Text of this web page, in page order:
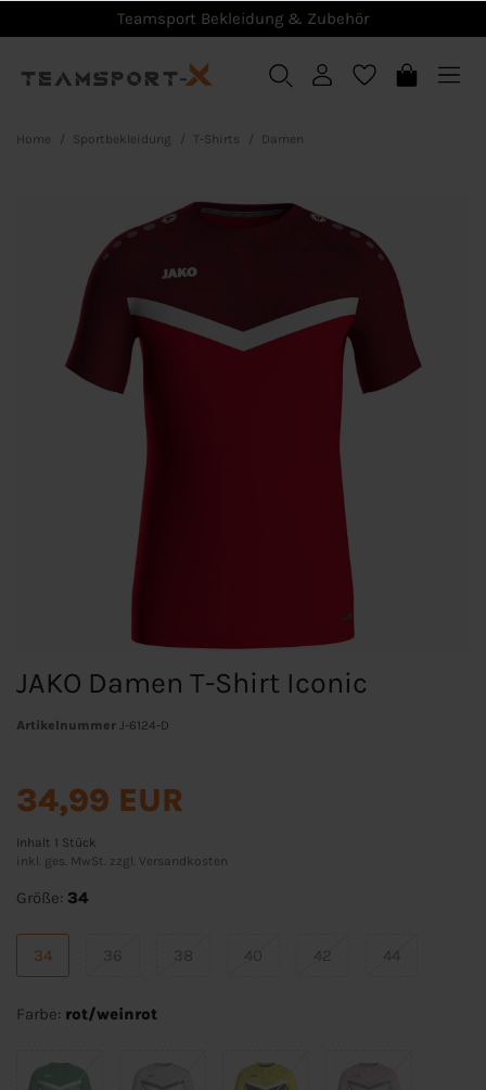
Teamsport Bekleidung & Zubehör
Home Sportbekleidung T-Shirts Damen
JAKO Damen T-Shirt Iconic
Artikelnummer J-6124-D
34,99 EUR
Inhalt 1 Stück
inkl. ges. MwSt. zzgl. Versandkosten
Größe: 34
34 36 38 40 42 44
Farbe: rot/weinrot